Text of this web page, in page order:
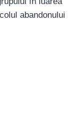
abandonului